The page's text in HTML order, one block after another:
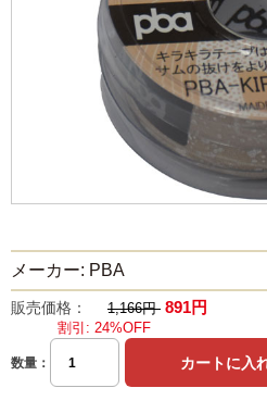
メーカー: PBA
販売価格： 1,166円 891円
割引: 24%OFF
数量：